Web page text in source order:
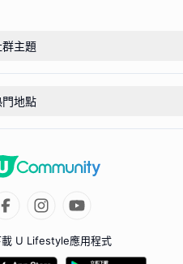
群主題
門地點
載 U Lifestyle應用程式